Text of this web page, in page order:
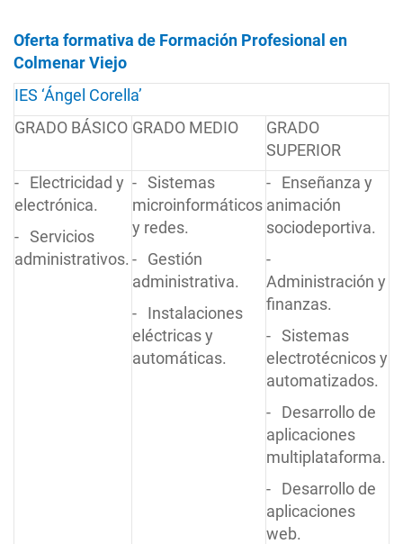
Oferta formativa de Formación Profesional en
Colmenar Viejo
IES ‘Ángel Corella’
GRADO BÁSICO GRADO MEDIO
GRADO
SUPERIOR
- Electricidad y
electrónica.
- Servicios
administrativos.
- Sistemas
microinformáticos
y redes.
- Gestión
administrativa.
- Instalaciones
eléctricas y
automáticas.
- Enseñanza y
animación
sociodeportiva.
-
Administración y
finanzas.
- Sistemas
electrotécnicos y
automatizados.
- Desarrollo de
aplicaciones
multiplataforma.
- Desarrollo de
aplicaciones
web.